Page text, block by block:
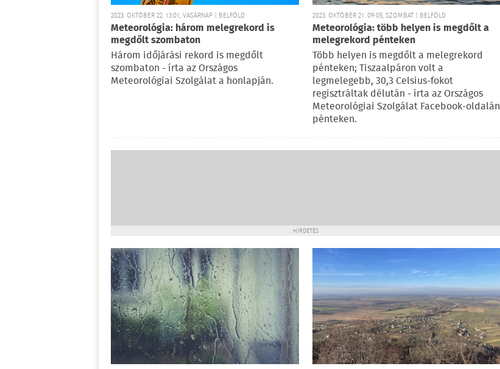
2023. OKTÓBER 22. 13:01, VASÁRNAP | BELFÖLD
Meteorológia: három melegrekord is
megdőlt szombaton
Három időjárási rekord is megdőlt
szombaton - írta az Országos
Meteorológiai Szolgálat a honlapján.
2023. OKTÓBER 21. 09:05, SZOMBAT | BELFÖLD
Meteorológia: több helyen is megdőlt a
melegrekord pénteken
Több helyen is megdőlt a melegrekord
pénteken; Tiszaalpáron volt a
legmelegebb, 30,3 Celsius-fokot
regisztráltak délután - írta az Országos
Meteorológiai Szolgálat Facebook-oldalán
pénteken.
HIRDETÉS